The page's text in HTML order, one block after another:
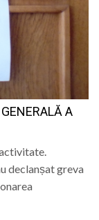
A
declanșat greva